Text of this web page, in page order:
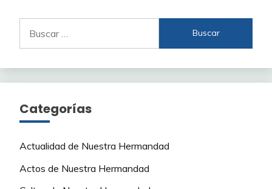
Categorías
Actualidad de Nuestra Hermandad
Actos de Nuestra Hermandad